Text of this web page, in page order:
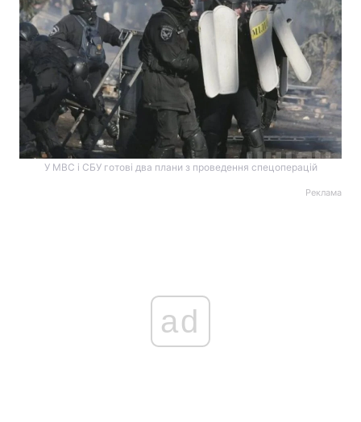
У МВС і СБУ готові два плани з проведення спецоперацій
Реклама
ad